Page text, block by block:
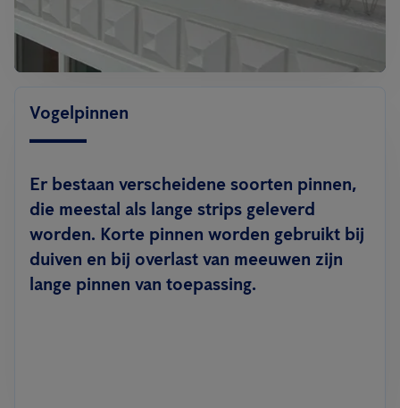
Vogelpinnen
Er bestaan verscheidene soorten pinnen,
die meestal als lange strips geleverd
worden. Korte pinnen worden gebruikt bij
duiven en bij overlast van meeuwen zijn
lange pinnen van toepassing.